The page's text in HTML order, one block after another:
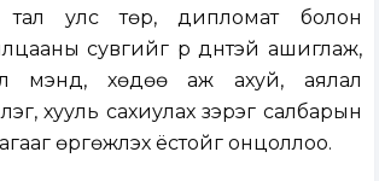
тал улс төр, дипломат болон
сувгийг үр дүнтэй ашиглаж,
мэнд, хөдөө аж ахуй, аялал
хууль сахиулах зэрэг салбарын
өргөжүүлэх ёстойг онцоллоо.